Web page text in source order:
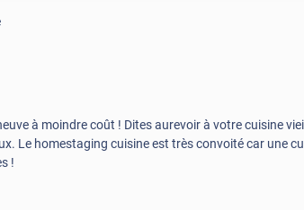
à moindre coût ! Dites aurevoir à votre cuisine
Le homestaging cuisine est très convoité car une
!